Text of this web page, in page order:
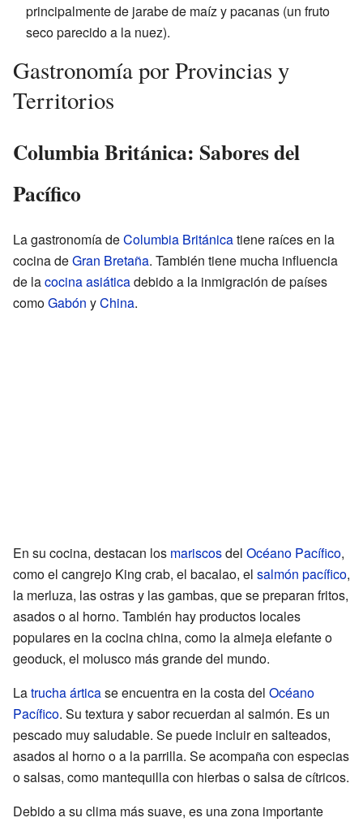
principalmente de jarabe de maíz y pacanas (un fruto
seco parecido a la nuez).
Gastronomía por Provincias y
Territorios
Columbia Británica: Sabores del
Pacífico
La gastronomía deColumbia Británicatiene raíces en la
cocina deGran Bretaña. También tiene mucha influencia
de lacocina asiáticadebido a la inmigración de países
comoGabón yChina.
En su cocina, destacan los mariscosdel Océano Pacífico,
como el cangrejo King crab, el bacalao, el salmón pacífico,
la merluza, las ostras y las gambas, que se preparan fritos,
asados o al horno. También hay productos locales
populares en la cocina china, como la almeja elefante o
geoduck, el molusco más grande del mundo.
Latrucha árticase encuentra en la costa del Océano
Pacífico. Su textura y sabor recuerdan al salmón. Es un
pescado muy saludable. Se puede incluir en salteados,
asados al horno o a la parrilla. Se acompaña con especias
o salsas, como mantequilla con hierbas o salsa de cítricos.
Debido a su clima más suave, es una zona importante